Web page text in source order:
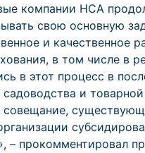
компании НСА
свою основную
и качественное
в том числе в
в этот процесс в
садоводства и
совещание,
– прокомментировал